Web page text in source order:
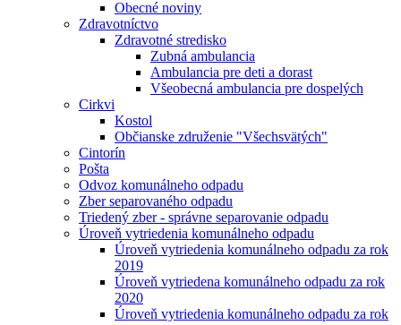
Obecné noviny
Zdravotníctvo
Zdravotné stredisko
Zubná ambulancia
Ambulancia pre deti a dorast
Všeobecná ambulancia pre dospelých
Cirkvi
Kostol
Občianske združenie "Všechsvätých"
Cintorín
Pošta
Odvoz komunálneho odpadu
Zber separovaného odpadu
Triedený zber - správne separovanie odpadu
Úroveň vytriedenia komunálneho odpadu
Úroveň vytriedenia komunálneho odpadu za rok
2019
Úroveň vytriedena komunálneho odpadu za rok
2020
Úroveň vytriedenia komunálneho odpadu za rok